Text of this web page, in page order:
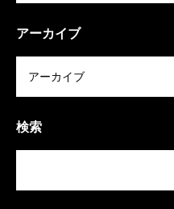
アーカイブ
検索